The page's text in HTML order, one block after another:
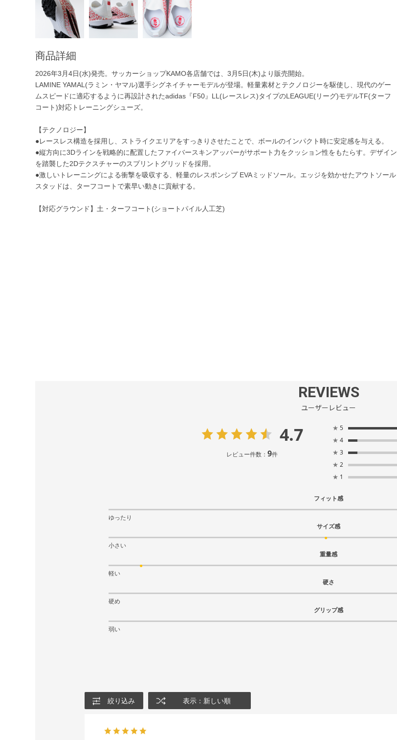
商品詳細
2026年3月4日(水)発売。サッカーショップKAMO各店舗では、3月5日(木)より販売開始。
LAMINE YAMAL(ラミン・ヤマル)選手シグネイチャーモデルが登場。軽量素材とテクノロジーを駆使し、現代のゲー
ムスピードに適応するように再設計されたadidas『F50』LL(レースレス)タイプのLEAGUE(リーグ)モデルTF(ターフ
コート)対応トレーニングシューズ。
【テクノロジー】
●レースレス構造を採用し、ストライクエリアをすっきりさせたことで、ボールのインパクト時に安定感を与える。
●縦方向に3Dラインを戦略的に配置したファイバースキンアッパーがサポート力をクッション性をもたらす。デザイン
を踏襲した2Dテクスチャーのスプリントグリッドを採用。
●激しいトレーニングによる衝撃を吸収する、軽量のレスポンシブ EVAミッドソール。エッジを効かせたアウトソール
スタッドは、ターフコートで素早い動きに貢献する。
【対応グラウンド】土・ターフコート(ショートパイル人工芝)
REVIEWS
ユーザーレビュー
4.7
レビュー件数： 9件
★ 5
★ 4
★ 3
★ 2
★ 1
フィット感
ゆったり
サイズ感
小さい
重量感
軽い
硬さ
硬め
グリップ感
弱い
絞り込み 表示：新しい順